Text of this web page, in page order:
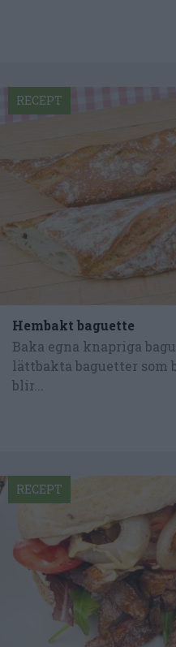
Hembakt baguette
Baka egna knapriga
lättbakta baguetter som
blir...
RECEPT
RECEPT